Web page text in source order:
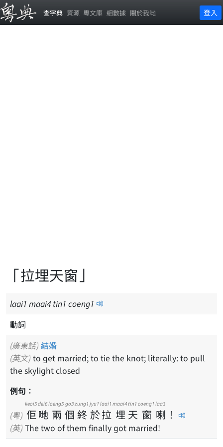
查字典 資源 粵文庫 細數據 關於我哋 登入
「拉埋天窗」
laai1 maai4 tin1 coeng1
動詞
(廣東話) 結婚
(英文)
the skylight closed
例句：
(粵) 佢
keoi5
哋
dei6
兩
loeng5
個
go3
終
zung1
於
jyu1
拉
laai1
埋
maai4
天
tin1
窗
coeng1
喇
laa3
！
(英) The two of them finally got married!